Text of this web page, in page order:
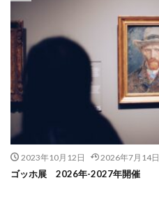
2023年10月12日 2026年7月14日
ゴッホ展 2026年-2027年開催